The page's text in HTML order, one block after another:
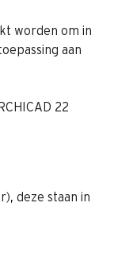
worden om in
aan
22
deze staan in